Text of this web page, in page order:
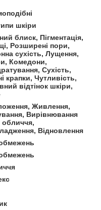
шкіри
блиск, Пігментація,
Розширені пори,
сухість, Лущення,
Комедони,
Сухість,
крапки, Чутливість,
відтінок шкіри,
Живлення,
Вирівнювання
обличчя,
Відновлення